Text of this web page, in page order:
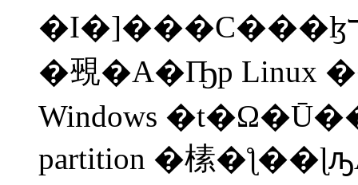
�I�]���C���ɮרt�γ�����W�S���䴩
�覡�A�Ҧp Linux
Windows
partition �榡